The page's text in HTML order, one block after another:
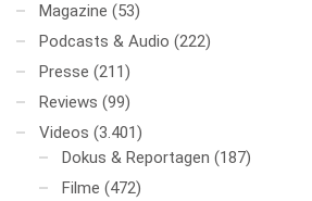
Magazine (53)
Podcasts & Audio (222)
Presse (211)
Reviews (99)
Videos (3.401)
Dokus & Reportagen (187)
Filme (472)